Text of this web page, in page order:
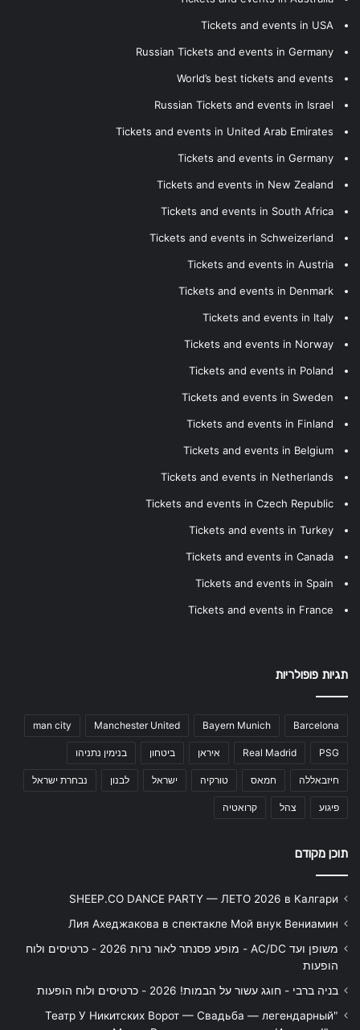
Tickets and events in USA
Russian Tickets and events in Germany
World’s best tickets and events
Russian Tickets and events in Israel
Tickets and events in United Arab Emirates
Tickets and events in Germany
Tickets and events in New Zealand
Tickets and events in South Africa
Tickets and events in Schweizerland
Tickets and events in Austria
Tickets and events in Denmark
Tickets and events in Italy
Tickets and events in Norway
Tickets and events in Poland
Tickets and events in Sweden
Tickets and events in Finland
Tickets and events in Belgium
Tickets and events in Netherlands
Tickets and events in Czech Republic
Tickets and events in Turkey
Tickets and events in Canada
Tickets and events in Spain
Tickets and events in France
תגיות פופולריות
Barcelona
Bayern Munich
Manchester United
man city
PSG
Real Madrid איראן ביטחון בנימין נתניהו
חיזבאללה חמאס טורקיה ישראל לבנון נבחרת ישראל
פיגוע צהל קרואטיה
תוכן מקודם
SHEEP.CO DANCE PARTY — ЛЕТО 2026 в Калгари
Лия Ахеджакова в спектакле Мой внук Вениамин
משופן ועד AC/DC - מופע פסנתר לאור נרות 2026 - כרטיסים ולוח
הופעות
בניה ברבי - חוגג עשור על הבמות! 2026 - כרטיסים ולוח הופעות
"Театр У Никитских Ворот — Свадьба — легендарный